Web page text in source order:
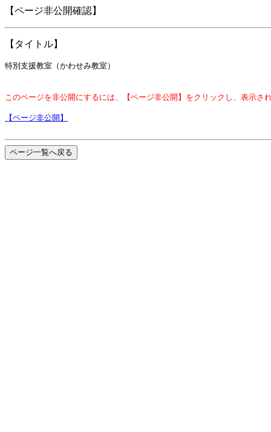
【ページ非公開確認】
【タイトル】
特別支援教室（かわせみ教室）
このページを非公開にするには、【ページ非公開】をクリックし、表示さ
【ページ非公開】